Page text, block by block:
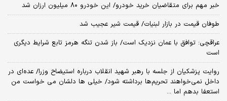
خبر مهم برای متقاضیان خرید خودرو/ این خودرو ۸۰ میلیون ارزان شد
طوفان قیمت در بازار لبنیات/ قیمت شیر عجیب شد
عراقچی: توافق با عمان نزدیک است/ باز شدن تنگه هرمز تابع شرایط دیگری
است
روایت پزشکیان از جلسه با رهبر شهید انقلاب درباره استیضاح وزرا/ عده‌ای در
داخل نمی‌خواهند تحریم‌ها برداشته شود/ خیلی ها دلشان می خواست من
استعفا بدهم اما ...